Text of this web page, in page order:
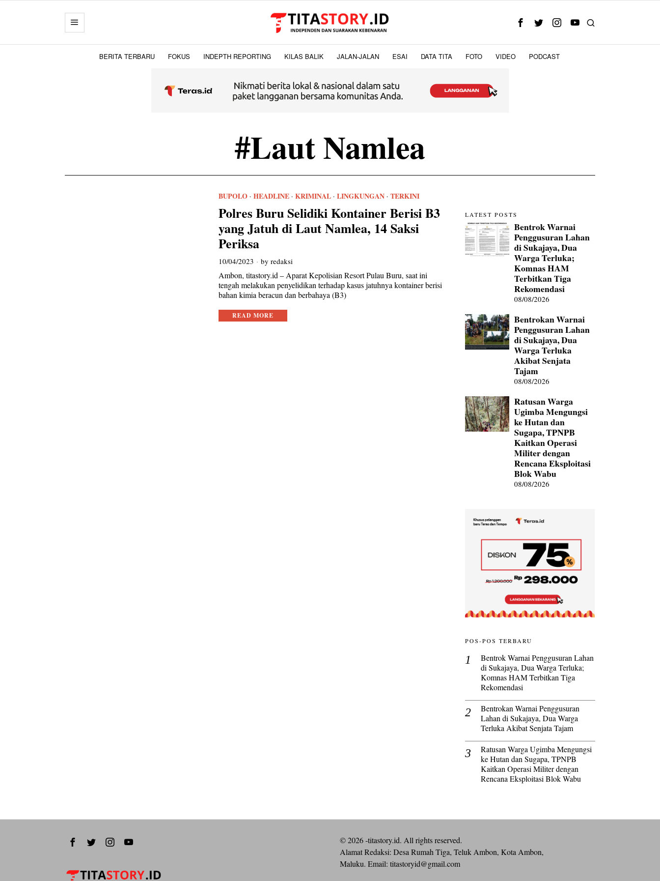
BERITA TERBARU FOKUS INDEPTH REPORTING KILAS BALIK JALAN-JALAN ESAI DATA TITA FOTO VIDEO PODCAST
#Laut Namlea
BUPOLO· HEADLINE· KRIMINAL· LINGKUNGAN· TERKINI
Polres Buru Selidiki Kontainer Berisi B3
yang Jatuh di Laut Namlea, 14 Saksi
Periksa
10/04/2023 byredaksi
Ambon, titastory.id – Aparat Kepolisian Resort Pulau Buru, saat ini
tengah melakukan penyelidikan terhadap kasus jatuhnya kontainer berisi
bahan kimia beracun dan berbahaya (B3)
READ MORE
LATEST POSTS
Bentrok Warnai
Penggusuran Lahan
di Sukajaya, Dua
Warga Terluka;
Komnas HAM
Terbitkan Tiga
Rekomendasi
08/08/2026
Bentrokan Warnai
Penggusuran Lahan
di Sukajaya, Dua
Warga Terluka
Akibat Senjata
Tajam
08/08/2026
Ratusan Warga
Ugimba Mengungsi
ke Hutan dan
Sugapa, TPNPB
Kaitkan Operasi
Militer dengan
Rencana Eksploitasi
Blok Wabu
08/08/2026
POS-POS TERBARU
Bentrok Warnai Penggusuran Lahan
di Sukajaya, Dua Warga Terluka;
Komnas HAM Terbitkan Tiga
Rekomendasi
Bentrokan Warnai Penggusuran
Lahan di Sukajaya, Dua Warga
Terluka Akibat Senjata Tajam
Ratusan Warga Ugimba Mengungsi
ke Hutan dan Sugapa, TPNPB
Kaitkan Operasi Militer dengan
Rencana Eksploitasi Blok Wabu
©2026-titastory.id. All rights reserved.
Alamat Redaksi: Desa Rumah Tiga, Teluk Ambon, Kota Ambon,
Maluku. Email: titastoryid@gmail.com